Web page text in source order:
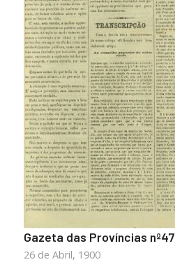
Gazeta das Províncias
26 de Abril, 1900